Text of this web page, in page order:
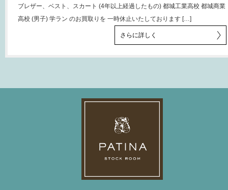
ブレザー、ベスト、スカート (4年以上経過したもの) 都城工業高校 都城商業
高校 (男子) 学ラン のお買取りを 一時休止いたしております […]
さらに詳しく